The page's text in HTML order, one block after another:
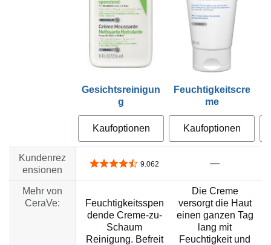
Gesichtsreinigun
g
Feuchtigkeitscre
me
Kaufoptionen Kaufoptionen
Kundenrez
ensionen
4,6 von 5 Sternen
9.062 —
Mehr von
CeraVe:
Feuchtigkeitsspen
dende Creme-zu-
Schaum
Reinigung. Befreit
Die Creme
versorgt die Haut
einen ganzen Tag
lang mit
Feuchtigkeit und